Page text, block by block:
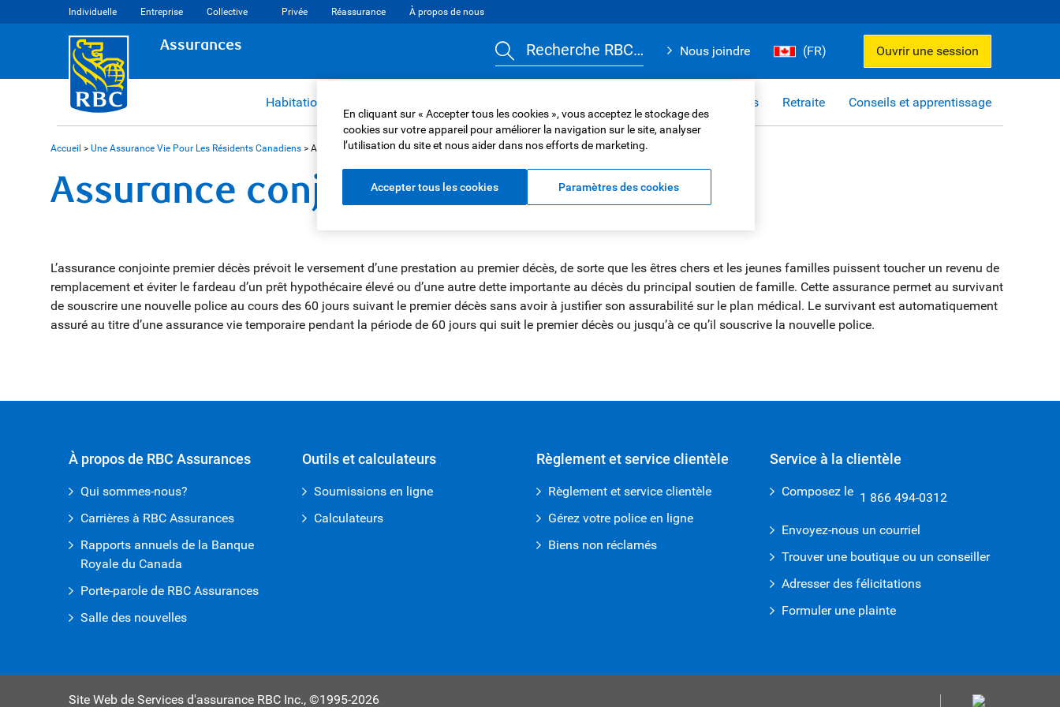
Individuelle Entreprise Collective Privée Réassurance À propos de nous
Assurances Recherche RBC… Nous joindre (FR) Ouvrir une session
Habitation et biens Crédit et prêts Retraite Conseils et apprentissage
Accueil > Une Assurance Vie Pour Les Résidents Canadiens > Assurance Conjointe Premier Décès
Assurance conjointe premier décès
L’assurance conjointe premier décès prévoit le versement d’une prestation au premier décès, de sorte que les êtres chers et les jeunes familles puissent toucher un revenu de
remplacement et éviter le fardeau d’un prêt hypothécaire élevé ou d’une autre dette importante au décès du principal soutien de famille. Cette assurance permet au survivant
de souscrire une nouvelle police au cours des 60 jours suivant le premier décès sans avoir à justifier son assurabilité sur le plan médical. Le survivant est automatiquement
assuré au titre d’une assurance vie temporaire pendant la période de 60 jours qui suit le premier décès ou jusqu’à ce qu’il souscrive la nouvelle police.
À propos de RBC Assurances
Qui sommes-nous?
Carrières à RBC Assurances
Rapports annuels de la Banque
Royale du Canada
Porte-parole de RBC Assurances
Salle des nouvelles
Outils et calculateurs
Soumissions en ligne
Calculateurs
Règlement et service clientèle
Règlement et service clientèle
Gérez votre police en ligne
Biens non réclamés
Service à la clientèle
Composez le 1 866 494-0312
Envoyez-nous un courriel
Trouver une boutique ou un conseiller
Adresser des félicitations
Formuler une plainte
Site Web de Services d'assurance RBC Inc., ©1995-2026
En cliquant sur « Accepter tous les cookies », vous acceptez le stockage des
cookies sur votre appareil pour améliorer la navigation sur le site, analyser
l’utilisation du site et nous aider dans nos efforts de marketing.
Accepter tous les cookies Paramètres des cookies